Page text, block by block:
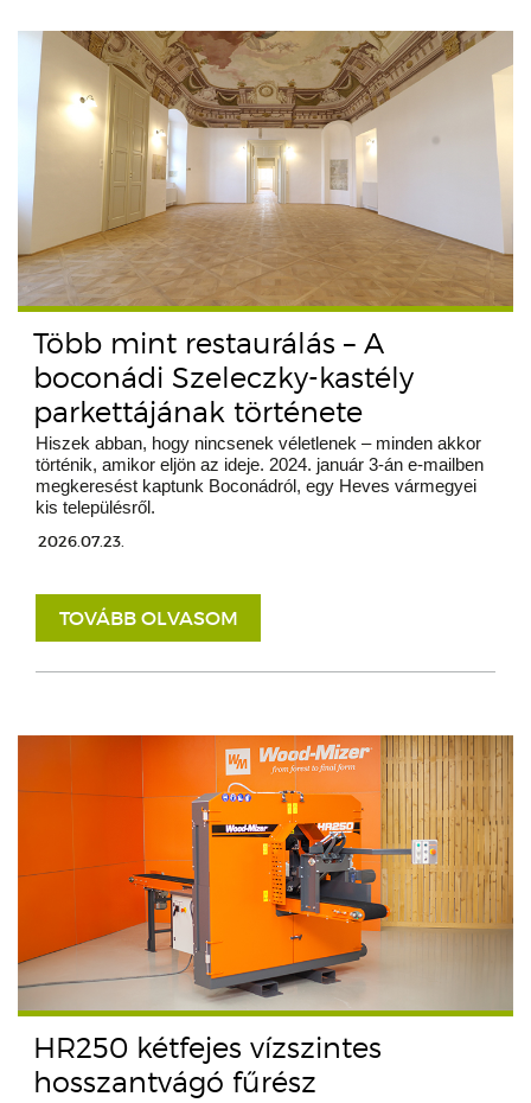
Több mint restaurálás – A
boconádi Szeleczky-kastély
parkettájának története
Hiszek abban, hogy nincsenek véletlenek – minden akkor
történik, amikor eljön az ideje. 2024. január 3-án e-mailben
megkeresést kaptunk Boconádról, egy Heves vármegyei
kis településről.
2026.07.23.
TOVÁBB OLVASOM
HR250 kétfejes vízszintes
hosszantvágó fűrész